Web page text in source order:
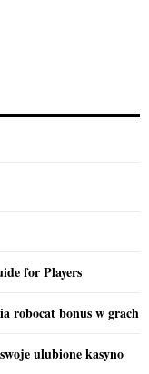
for Players
robocat bonus w grach
ulubione kasyno